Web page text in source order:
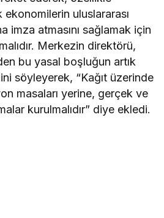
uluslararası
imza atmasını sağlamak için
Merkezin direktörü,
bu yasal boşluğun artık
söyleyerek, “Kağıt üzerinde
masaları yerine, gerçek ve
kurulmalıdır” diye ekledi.